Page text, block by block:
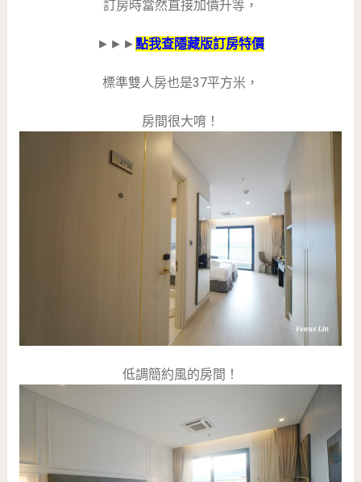
訂房時當然直接加價升等，
►►► 點我查隱藏版訂房特價
標準雙人房也是37平方米，
房間很大唷！
低調簡約風的房間！